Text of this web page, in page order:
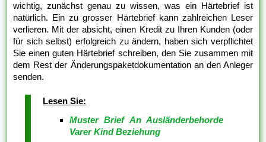
wichtig, zunächst genau zu wissen, was ein Härtebrief ist
natürlich. Ein zu grosser Härtebrief kann zahlreichen Leser
verlieren. Mit der absicht, einen Kredit zu Ihren Kunden (oder
für sich selbst) erfolgreich zu ändern, haben sich verpflichtet
Sie einen guten Härtebrief schreiben, den Sie zusammen mit
dem Rest der Änderungspaketdokumentation an den Anleger
senden.
Lesen Sie:
Muster Brief An Ausländerbehorde
Varer Kind Beziehung